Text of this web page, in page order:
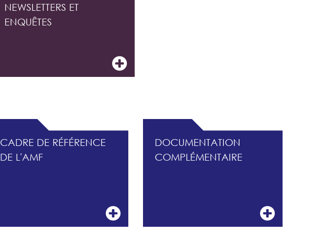
NEWSLETTERS ET
ENQUÊTES
CADRE DE RÉFÉRENCE
DE L'AMF
DOCUMENTATION
COMPLÉMENTAIRE